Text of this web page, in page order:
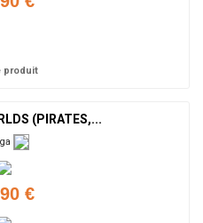
produit
(PIRATES,...
€